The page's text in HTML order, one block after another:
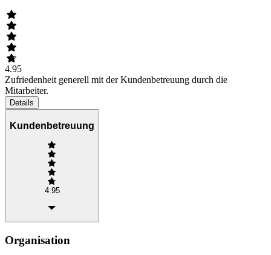
4.95
Zufriedenheit generell mit der Kundenbetreuung durch die
Mitarbeiter.
Details
Kundenbetreuung
4.95
Organisation